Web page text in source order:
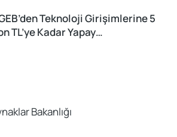
Teknoloji Girişimlerine 5
TL’ye Kadar Yapay…
Bakanlığı